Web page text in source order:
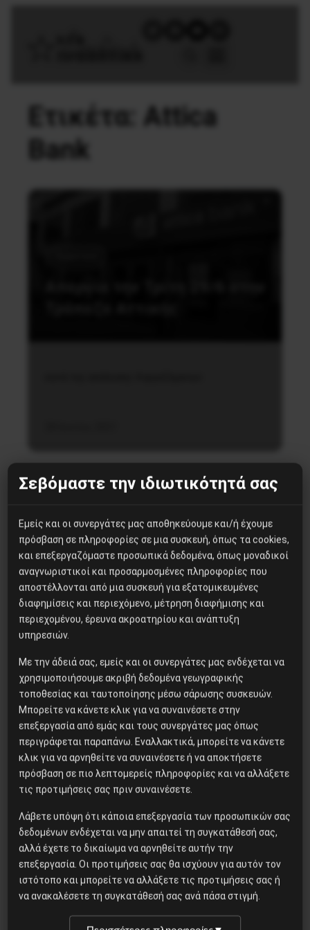
Ετικέτα: Attica
Bank
Δημοφιλή Άρθρα
H δολοφονία του Ιρανού
επιστήμονα Μοχσέν
Φαχριζαντέ
CERN: Ένα νέο βαρύ σωματίδιο
στον αστερισμό των
μικροσωματιδίων
Η Eπανάσταση της 19 Ιουλίου
1936 στην Iσπανία
Το φασιστικό πραξικόπημα του
ΝΑΤΟ και η εργατική αντίσταση
στο Ντονμπάς
Σεβόμαστε την ιδιωτικότητά σας
Εμείς και οι συνεργάτες μας αποθηκεύουμε και/ή έχουμε
πρόσβαση σε πληροφορίες σε μια συσκευή, όπως τα cookies,
και επεξεργαζόμαστε προσωπικά δεδομένα, όπως μοναδικοί
αναγνωριστικοί και προσαρμοσμένες πληροφορίες που
αποστέλλονται από μια συσκευή για εξατομικευμένες
διαφημίσεις και περιεχόμενο, μέτρηση διαφήμισης και
περιεχομένου, έρευνα ακροατηρίου και ανάπτυξη
υπηρεσιών.
Με την άδειά σας, εμείς και οι συνεργάτες μας ενδέχεται να
χρησιμοποιήσουμε ακριβή δεδομένα γεωγραφικής
τοποθεσίας και ταυτοποίησης μέσω σάρωσης συσκευών.
Μπορείτε να κάνετε κλικ για να συναινέσετε στην
επεξεργασία από εμάς και τους συνεργάτες μας όπως
περιγράφεται παραπάνω. Εναλλακτικά, μπορείτε να κάνετε
κλικ για να αρνηθείτε να συναινέσετε ή να αποκτήσετε
πρόσβαση σε πιο λεπτομερείς πληροφορίες και να αλλάξετε
τις προτιμήσεις σας πριν συναινέσετε.
Λάβετε υπόψη ότι κάποια επεξεργασία των προσωπικών σας
δεδομένων ενδέχεται να μην απαιτεί τη συγκατάθεσή σας,
αλλά έχετε το δικαίωμα να αρνηθείτε αυτήν την
επεξεργασία. Οι προτιμήσεις σας θα ισχύουν για αυτόν τον
ιστότοπο και μπορείτε να αλλάξετε τις προτιμήσεις σας ή
να ανακαλέσετε τη συγκατάθεσή σας ανά πάσα στιγμή.